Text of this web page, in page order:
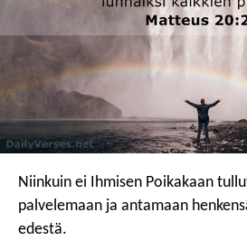
Niinkuin ei Ihmisen Poikakaan
palvelemaan ja antamaan
edestä.